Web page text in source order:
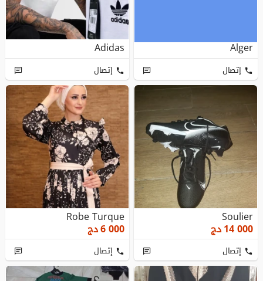
Alger
إتصال
Adidas
إتصال
Soulier
14 000دج
إتصال
Robe Turque
6 000دج
إتصال